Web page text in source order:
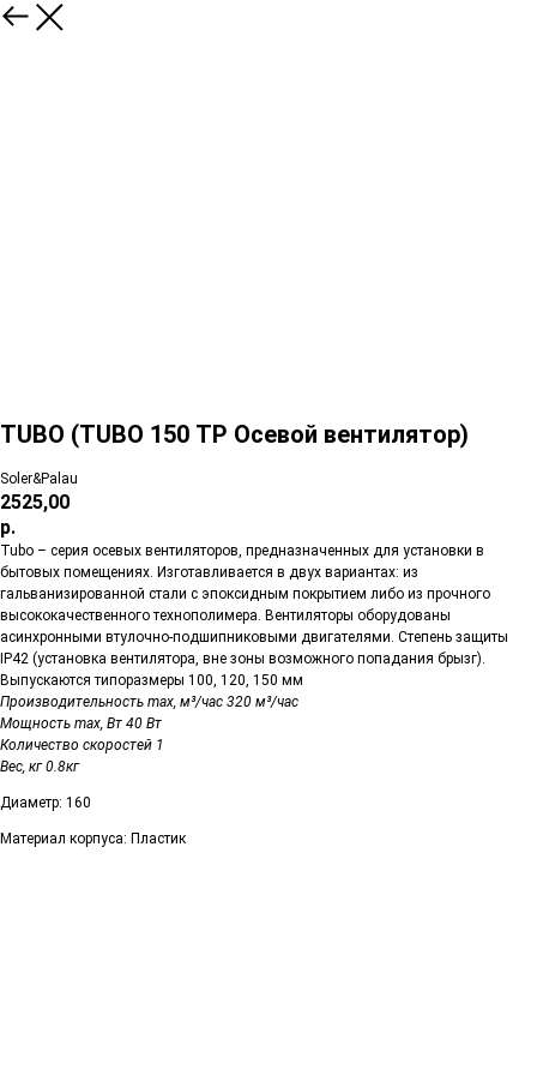
TUBO (TUBO 150 ТР Осевой вентилятор)
Soler&Palau
2525,00
р.
Tubo – серия осевых вентиляторов, предназначенных для установки в
бытовых помещениях. Изготавливается в двух вариантах: из
гальванизированной стали с эпоксидным покрытием либо из прочного
высококачественного технополимера. Вентиляторы оборудованы
асинхронными втулочно-подшипниковыми двигателями. Степень защиты
IP42 (установка вентилятора, вне зоны возможного попадания брызг).
Выпускаются типоразмеры 100, 120, 150 мм
Производительность max, м³/час 320 м³/час
Мощность max, Вт 40 Вт
Количество скоростей 1
Вес, кг 0.8кг
Диаметр: 160
Материал корпуса: Пластик